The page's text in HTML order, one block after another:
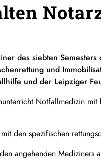
des siebten
und
und der Leipziger
Notfallmedizin
den spezifischen
angehenden Mediziners